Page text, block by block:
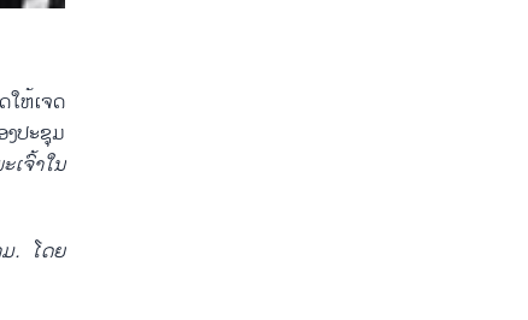
ໃຫ້​ເຈດ​
ປະຊຸມ​
ເຈົ້າ​ໃນ​
ມ. ​ໂດຍ​